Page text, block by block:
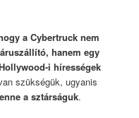
a Cybertruck nem
hanem egy
i hírességek
szükségük, ugyanis
a sztárságuk.